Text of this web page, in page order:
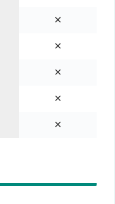
✕
✕
✕
✕
✕